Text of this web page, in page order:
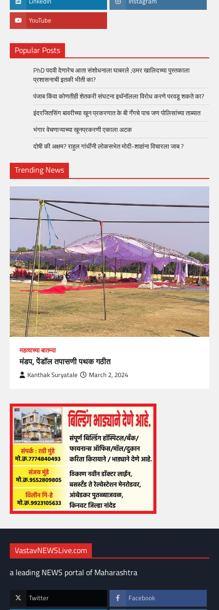
YouTube
Popular Posts
PhD पदवी देणारेच आता संशोधनाला घाबरले ;उमर खालिदच्या पुस्तकाला
प्रशासनाची इतकी भीती का?
पंजाब किंवा कोणतीही शेतकरी संघटना इथॅनॉलला विरोध करणे परवडू शकते का?
इंदरजितसिंग बावरीच्या खून प्रकरणात के बी गँगचे पाच जण पोलिसांच्या ताब्यात
भंगार वेचणाऱ्याच्या खूनप्रकरणी एकाला अटक
दोषी की अक्षम? राहुल गांधींनी लोकसभेत मोदी-शाहांना विचारला जाब ?
Trending News
महत्वाच्या बातम्या
मंडप, पेंडॉल तपासणी पथक गठीत
Kanthak Suryatale March 2, 2024
VastavNEWSLive.com
a leading NEWS portal of Maharashtra
Twitter Facebook